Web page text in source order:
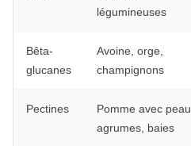
légumineuses
Bêta-
glucanes
Avoine, orge,
champignons
Pectines
Pomme avec peau,
agrumes, baies